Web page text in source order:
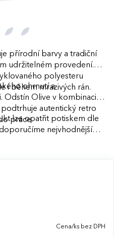
přírodní barvy a tradiční
udržitelném provedení.
polyesteru
i během mrazivých rán.
ohrnutí a
Odstín Olive v kombinaci s
autentický retro
práce.
lze opatřit potiskem dle
nejvhodnější
na design i váš rozpočet.
Cena/ks bez DPH